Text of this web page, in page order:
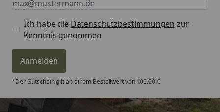
Ich habe die Datenschutzbestimmungen zur
Kenntnis genommen
Anmelden
*Der Gutschein gilt ab einem Bestellwert von 100,00 €